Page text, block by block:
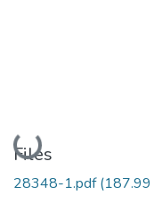
Loading...
Files
28348-1.pdf(187.99